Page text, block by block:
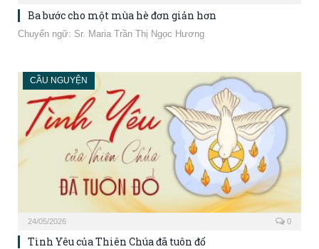
Ba bước cho một mùa hè đơn giản hơn
Chuyển ngữ: Sr. Maria Trần Thị Ngọc Hương
CẦU NGUYỆN
24/05/2026 0
Tình Yêu của Thiên Chúa đã tuôn đổ